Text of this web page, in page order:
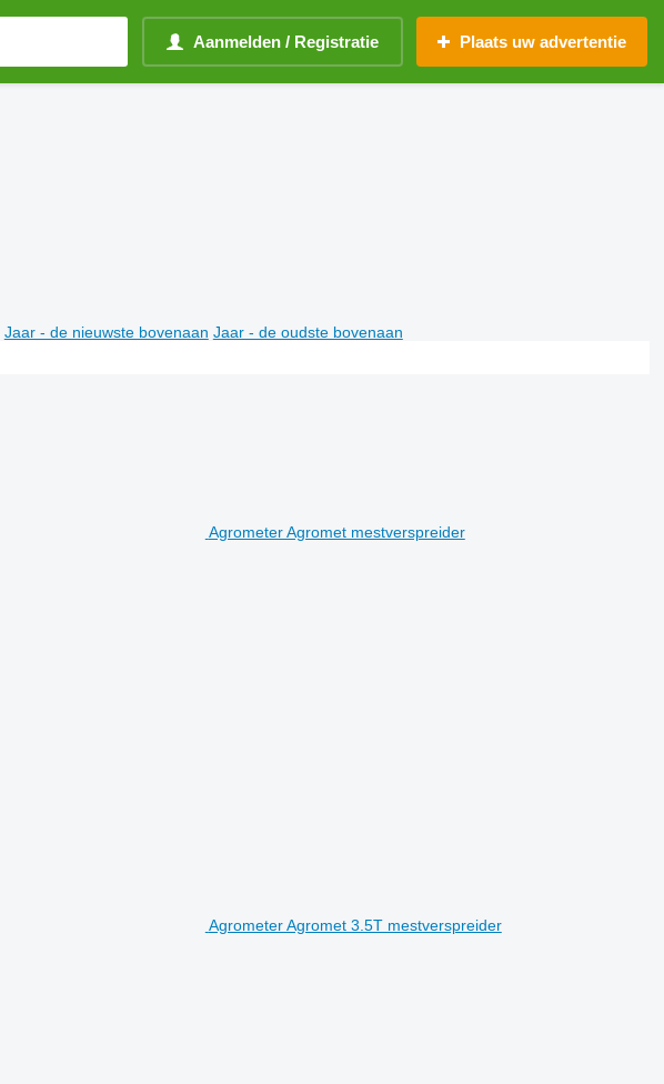
Aanmelden / Registratie Plaats uw advertentie
Jaar - de nieuwste bovenaan Jaar - de oudste bovenaan
Agrometer Agromet mestverspreider
Agrometer Agromet 3.5T mestverspreider